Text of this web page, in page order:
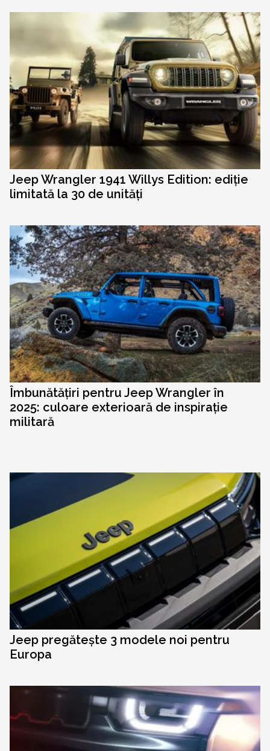
Jeep Wrangler 1941 Willys Edition: ediție
limitată la 30 de unități
Îmbunătățiri pentru Jeep Wrangler în
2025: culoare exterioară de inspirație
militară
Jeep pregătește 3 modele noi pentru
Europa